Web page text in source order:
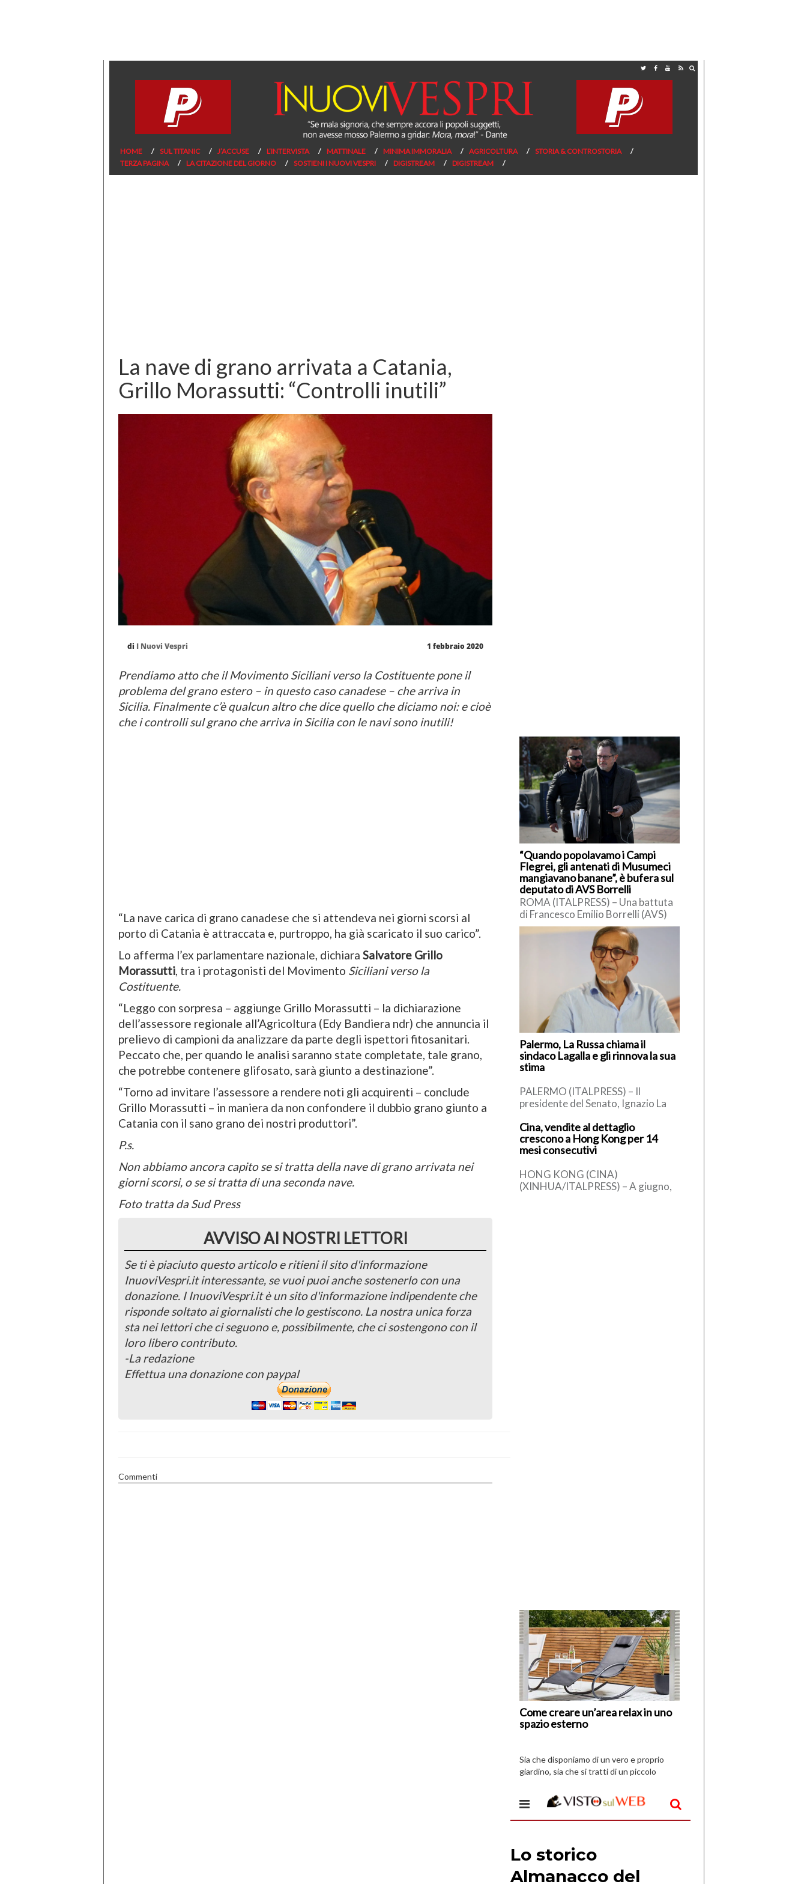
HOME SUL TITANIC J’ACCUSE L’INTERVISTA MATTINALE MINIMA IMMORALIA AGRICOLTURA
STORIA & CONTROSTORIA
TERZA PAGINA
LA CITAZIONE DEL GIORNO SOSTIENI I NUOVI VESPRI DIGISTREAM DIGISTREAM
La nave di grano arrivata a Catania,
Grillo Morassutti: “Controlli inutili”
di I Nuovi Vespri 1 febbraio 2020
Prendiamo atto che il Movimento Siciliani verso la Costituente pone il
problema del grano estero – in questo caso canadese – che arriva in
Sicilia. Finalmente c’è qualcun altro che dice quello che diciamo noi: e cioè
che i controlli sul grano che arriva in Sicilia con le navi sono inutili!
“La nave carica di grano canadese che si attendeva nei giorni scorsi al
porto di Catania è attraccata e, purtroppo, ha già scaricato il suo carico”.
Lo afferma l’ex parlamentare nazionale, dichiara Salvatore Grillo
Morassutti, tra i protagonisti del Movimento Siciliani verso la
Costituente.
“Leggo con sorpresa – aggiunge Grillo Morassutti – la dichiarazione
dell’assessore regionale all’Agricoltura (Edy Bandiera ndr) che annuncia il
prelievo di campioni da analizzare da parte degli ispettori fitosanitari.
Peccato che, per quando le analisi saranno state completate, tale grano,
che potrebbe contenere glifosato, sarà giunto a destinazione”.
“Torno ad invitare l’assessore a rendere noti gli acquirenti – conclude
Grillo Morassutti – in maniera da non confondere il dubbio grano giunto a
Catania con il sano grano dei nostri produttori”.
P.s.
Non abbiamo ancora capito se si tratta della nave di grano arrivata nei
giorni scorsi, o se si tratta di una seconda nave.
Foto tratta da Sud Press
AVVISO AI NOSTRI LETTORI
Se ti è piaciuto questo articolo e ritieni il sito d'informazione
InuoviVespri.it interessante, se vuoi puoi anche sostenerlo con una
donazione. I InuoviVespri.it è un sito d'informazione indipendente che
risponde soltato ai giornalisti che lo gestiscono. La nostra unica forza
sta nei lettori che ci seguono e, possibilmente, che ci sostengono con il
loro libero contributo.
-La redazione
Effettua una donazione con paypal
Commenti
“Quando popolavamo i Campi
Flegrei, gli antenati di Musumeci
mangiavano banane”, è bufera sul
deputato di AVS Borrelli
ROMA (ITALPRESS) – Una battuta
di Francesco Emilio Borrelli (AVS)
sui siciliani ha innescato polemiche.
Intervistato da Radio Cusano,
Palermo, La Russa chiama il
sindaco Lagalla e gli rinnova la sua
stima
PALERMO (ITALPRESS) – Il
presidente del Senato, Ignazio La
l’Italpress, ha telefonato al sindaco
di Palermo, […]
Cina, vendite al dettaglio
crescono a Hong Kong per 14
mesi consecutivi
HONG KONG (CINA)
(XINHUA/ITALPRESS) – A giugno,
Come creare un’area relax in uno
spazio esterno
di
I
Vespri
Sia che disponiamo di un vero e proprio
giardino, sia che si tratti di un piccolo